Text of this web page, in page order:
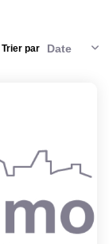
Trier par